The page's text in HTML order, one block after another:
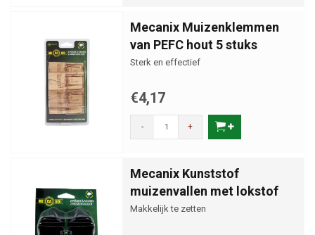
Mecanix Muizenklemmen
van PEFC hout 5 stuks
Sterk en effectief
€4,17
- +
Mecanix Kunststof
muizenvallen met lokstof
Makkelijk te zetten